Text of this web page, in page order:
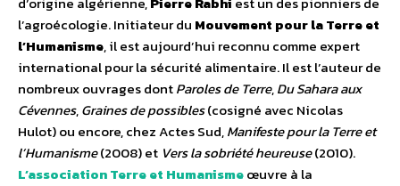
l’agroécologie. Initiateur du Mouvement pour la Terre et
l’Humanisme, il est aujourd’hui reconnu comme expert
international pour la sécurité alimentaire. Il est l’auteur de
nombreux ouvrages dontParoles de Terre,Du Sahara aux
Cévennes,Graines de possibles(cosigné avec Nicolas
Hulot) ou encore, chez Actes Sud,Manifeste pour la Terre et
l’Humanisme(2008) et Vers la sobriété heureuse(2010).
L’association Terre et Humanismeœuvre à la